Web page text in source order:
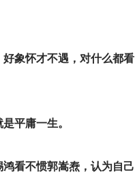
象怀才不遇，对什么都看
平庸一生。
看不惯郭嵩焘，认为自己